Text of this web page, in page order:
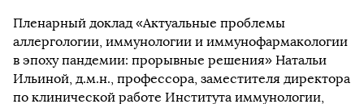
Пленарный доклад «Актуальные проблемы
аллергологии, иммунологии и иммунофармакологии
в эпоху пандемии: прорывные решения» Натальи
Ильиной, д.м.н., профессора, заместителя директора
по клинической работе Института иммунологии,